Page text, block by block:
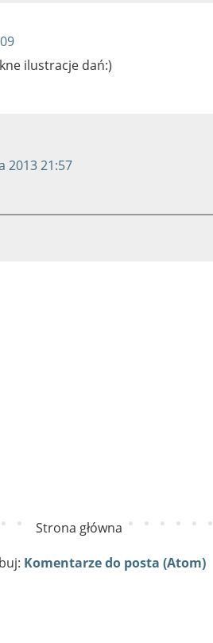
ilustracje dań:)
2013 21:57
Strona główna
Komentarze do posta (Atom)